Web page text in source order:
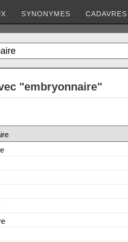
SYNONYMES
"embryonnaire"